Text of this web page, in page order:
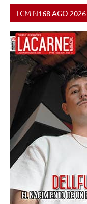
OPINIÓN
LCM N168 AGO 2026